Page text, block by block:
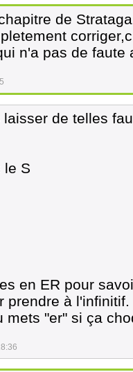
de
n'a pas de
de telles
le S
en ER pour
prendre à l'infinitif.
mets "er" si ça